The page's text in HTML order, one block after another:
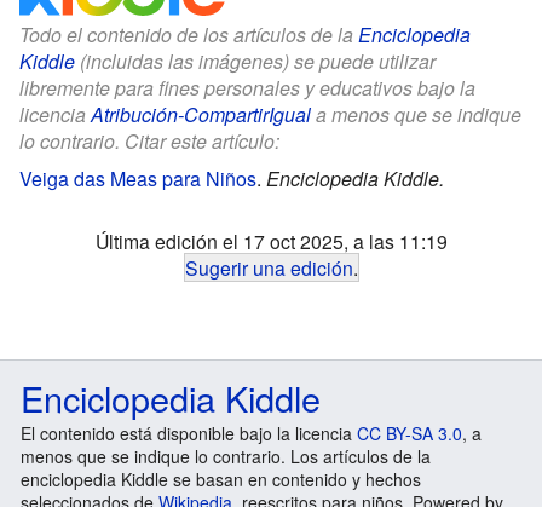
Todo el contenido de los artículos de la Enciclopedia
Kiddle (incluidas las imágenes) se puede utilizar
libremente para fines personales y educativos bajo la
licenciaAtribución-CompartirIguala menos que se indique
lo contrario. Citar este artículo:
Veiga das Meas para Niños. Enciclopedia Kiddle.
Última edición el 17 oct 2025, a las 11:19
Sugerir una edición.
Enciclopedia Kiddle
El contenido está disponible bajo la licencia CC BY-SA 3.0, a
menos que se indique lo contrario. Los artículos de la
enciclopedia Kiddle se basan en contenido y hechos
seleccionados de Wikipedia , reescritos para niños. Powered by